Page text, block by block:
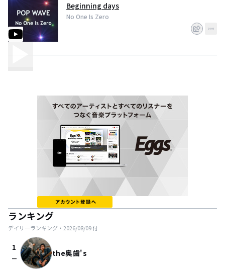
Beginning days
No One Is Zero
ランキング
デイリーランキング・ 2026/08/09付
1
check_indeterminate_small the奥歯's